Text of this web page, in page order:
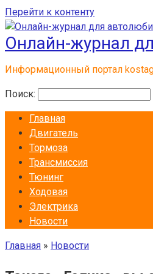
Перейти к контенту
Онлайн-журнал
Информационный портал
Поиск:
Главная
Двигатель
Тормоза
Трансмиссия
Тюнинг
Ходовая
Электрика
Новости
Главная » Новости